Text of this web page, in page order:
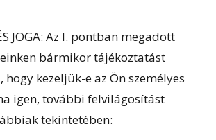
JOGA: Az I. pontban megadott
bármikor tájékoztatást
hogy kezeljük-e az Ön személyes
igen, további felvilágosítást
tekintetében: